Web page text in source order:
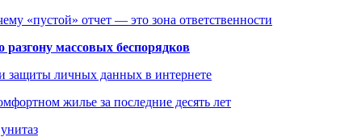
«пустой» отчет — это зона ответственности
массовых беспорядков
защиты личных данных в интернете
жилье за последние десять лет